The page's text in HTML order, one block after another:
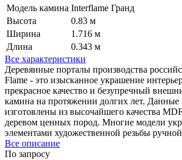
Модель камина Interflame Гранд
Высота
0.83 м
Ширина
1.716 м
Длина
0.343 м
Все характеристики
Деревянные порталы производства
Flame - это изысканное украшение
прекрасное качество и безупречный
камина на протяжении долгих лет. Данные
изготовлены из высочайшего качества
деревом ценных пород. Многие модели
элементами художественной резьбы
Все описание
По запросу